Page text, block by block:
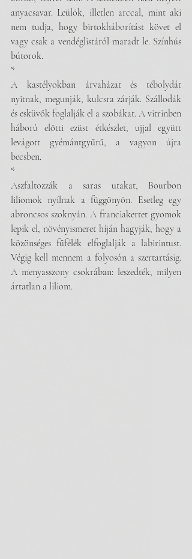
anyacsavar. Leülök, illetlen arccal, mint aki
nem tudja, hogy birtokháborítást követ el
vagy csak a vendéglistáról maradt le. Színhús
bútorok.
*
A kastélyokban árvaházat és tébolydát
nyitnak, megunják, kulcsra zárják. Szállodák
és esküvők foglalják el a szobákat. A vitrinben
háború előtti ezüst étkészlet, ujjal együtt
levágott gyémántgyűrű, a vagyon újra
becsben.
*
Aszfaltozzák a saras utakat, Bourbon
liliomok nyílnak a függönyön. Esetleg egy
abroncsos szoknyán. A franciakertet gyomok
lepik el, növényismeret híján hagyják, hogy a
közönséges fűfélék elfoglalják a labirintust.
Végig kell mennem a folyosón a szertartásig.
A menyasszony csokrában: leszedték, milyen
ártatlan a liliom.